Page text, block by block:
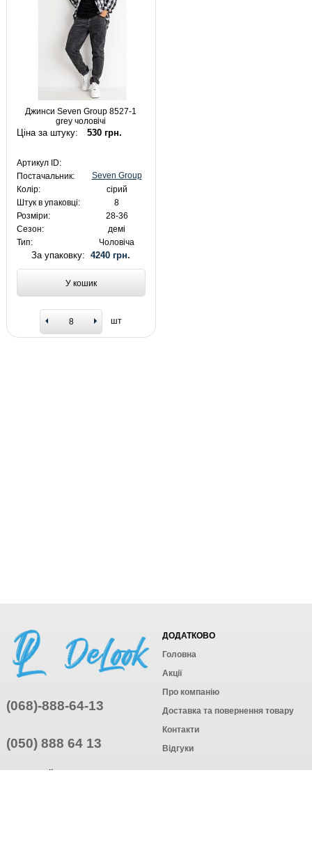
Джинси Seven Group 8527-1
grey чоловічі
Ціна за штуку: 530 грн.
Артикул ID:
Постачальник:
Seven Group
Колір:
сірий
Штук в упаковці:
8
Розміри:
28-36
Сезон:
демі
Тип:
Чоловіча
За упаковку:4240 грн.
У кошик
шт
(068)-888-64-13
(050) 888 64 13
ДОДАТКОВО
Головна
Акції
Про компанію
Доставка та повернення товару
Контакти
Відгуки